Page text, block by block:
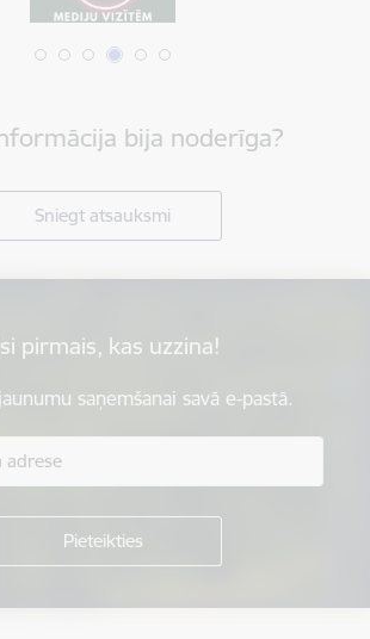
bija noderīga?
Sniegt atsauksmi
pirmais, kas uzzina!
saņemšanai savā e-pastā.